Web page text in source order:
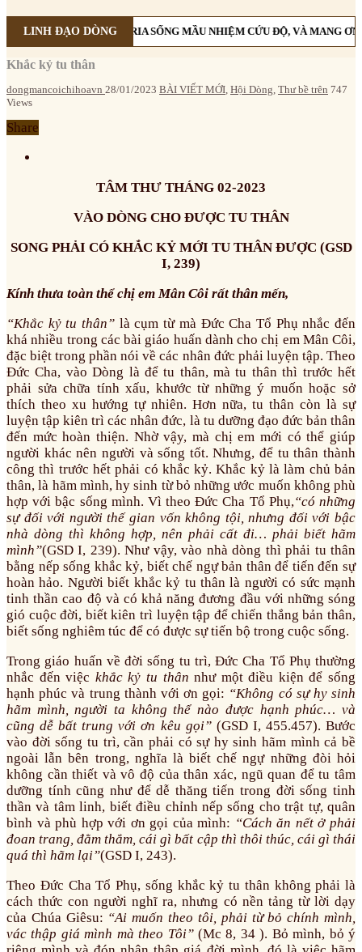
LINH ĐẠO DÒNG
CÔI CÙNG MẸ MARIA SỐNG MẦU NHIỆM CỨU ĐỘ, VÀ MANG ƠN
Khắc kỷ tu thân
dongmancoichihoavn 28/01/2023 BÀI VIẾT MỚI Hội Dòng Thư bề trên 747
Views
Share
TÂM THƯ THÁNG 02-2023
VÀO DÒNG CHO ĐƯỢC TU THÂN
SONG PHẢI CÓ KHẮC KỶ MỚI TU THÂN ĐƯỢC (GSD
I, 239)
Kính thưa toàn thể chị em Mân Côi rất thân mến,
“Khắc kỷ tu thân” là cụm từ mà Đức Cha Tổ Phụ nhắc đến
khá nhiều trong các bài giáo huấn dành cho chị em Mân Côi,
đặc biệt trong phần nói về các nhân đức phải luyện tập. Theo
Đức Cha, vào Dòng là để tu thân, mà tu thân thì trước hết
phải sửa chữa tính xấu, khước từ những ý muốn hoặc sở
thích theo xu hướng tự nhiên. Hơn nữa, tu thân còn là sự
luyện tập kiên trì các nhân đức, là tu dưỡng đạo đức bản thân
đến mức hoàn thiện. Nhờ vậy, mà chị em mới có thể giúp
người khác nên người và sống tốt. Nhưng, để tu thân thành
công thì trước hết phải có khắc kỷ. Khắc kỷ là làm chủ bản
thân, là hãm mình, hy sinh từ bỏ những ước muốn không phù
hợp với bậc sống mình. Vì theo Đức Cha Tổ Phụ,“có những
sự đối với người thế gian vốn không tội, nhưng đối với bậc
nhà dòng thì không hợp, nên phải cất đi… phải biết hãm
mình”(GSD I, 239). Như vậy, vào nhà dòng thì phải tu thân
bằng nếp sống khắc kỷ, biết chế ngự bản thân để tiến đến sự
hoàn hảo. Người biết khắc kỷ tu thân là người có sức mạnh
tinh thần cao độ và có khả năng đương đầu với những sóng
gió cuộc đời, biết kiên trì luyện tập để chiến thắng bản thân,
biết sống nghiêm túc để có được sự tiến bộ trong cuộc sống.
Trong giáo huấn về đời sống tu trì, Đức Cha Tổ Phụ thường
nhắc đến việc khắc kỷ tu thân như một điều kiện để sống
hạnh phúc và trung thành với ơn gọi: “Không có sự hy sinh
hãm mình, người ta không thể nào được hạnh phúc… và
cũng dễ bất trung với ơn kêu gọi”(GSD I, 455.457). Bước
vào đời sống tu trì, cần phải có sự hy sinh hãm mình cả bề
ngoài lẫn bên trong, nghĩa là biết chế ngự những đòi hỏi
không cần thiết và vô độ của thân xác, ngũ quan để tu tâm
dưỡng tính cũng như để dễ thăng tiến trong đời sống tinh
thần và tâm linh, biết điều chỉnh nếp sống cho trật tự, quân
bình và phù hợp với ơn gọi của mình: “Cách ăn nết ở phải
đoan trang, đằm thắm, cái gì bất cập thì thôi thúc, cái gì thái
quá thì hãm lại”(GSD I, 243).
Theo Đức Cha Tổ Phụ, sống khắc kỷ tu thân không phải là
cách thức con người nghĩ ra, nhưng có nền tảng từ lời dạy
của Chúa Giêsu: “Ai muốn theo tôi, phải từ bỏ chính mình,
vác thập giá mình mà theo Tôi”(Mc 8, 34 ). Bỏ mình, bỏ ý